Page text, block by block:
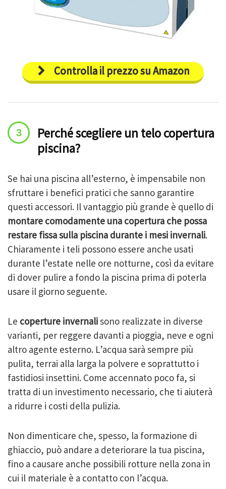
Controlla il prezzo su Amazon
Perché scegliere un telo copertura
piscina?
Se hai una piscina all’esterno, è impensabile non
sfruttare i benefici pratici che sanno garantire
questi accessori. Il vantaggio più grande è quello di
montare comodamente una copertura che possa
restare fissa sulla piscina durante i mesi invernali.
Chiaramente i teli possono essere anche usati
durante l’estate nelle ore notturne, così da evitare
di dover pulire a fondo la piscina prima di poterla
usare il giorno seguente.
Le coperture invernalisono realizzate in diverse
varianti, per reggere davanti a pioggia, neve e ogni
altro agente esterno. L’acqua sarà sempre più
pulita, terrai alla larga la polvere e soprattutto i
fastidiosi insettini. Come accennato poco fa, si
tratta di un investimento necessario, che ti aiuterà
a ridurre i costi della pulizia.
Non dimenticare che, spesso, la formazione di
ghiaccio, può andare a deteriorare la tua piscina,
fino a causare anche possibili rotture nella zona in
cui il materiale è a contatto con l’acqua.